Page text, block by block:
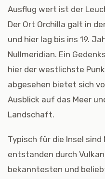
Ausflug wert ist der
Der Ort Orchilla galt in
und hier lag bis ins 19.
Nullmeridian. Ein
hier der westlichste
abgesehen bietet sich
Ausblick auf das Meer
Landschaft.
Typisch für die Insel
entstanden durch
bekanntesten und